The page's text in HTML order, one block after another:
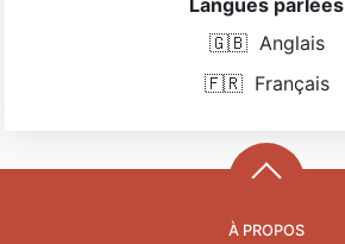
🇬🇧 Anglais
🇫🇷 Français
À PROPOS